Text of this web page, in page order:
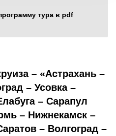
тура в pdf
– «Астрахань –
– Усовка –
– Сарапул
– Нижнекамск –
– Волгоград –